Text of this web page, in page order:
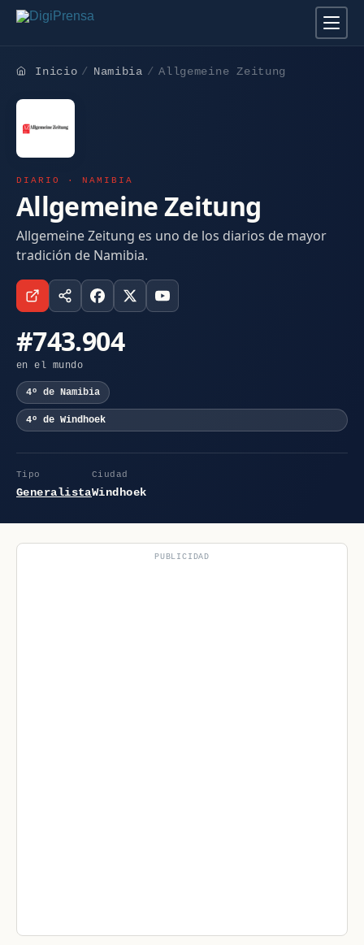
Inicio Namibia Allgemeine Zeitung
DIARIO · NAMIBIA
Allgemeine Zeitung
Allgemeine Zeitung es uno de los diarios de mayor
tradición de Namibia.
#743.904
en el mundo
4º de Namibia
4º de Windhoek
Tipo
Generalista
Ciudad
Windhoek
PUBLICIDAD